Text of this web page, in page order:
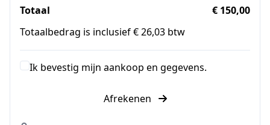
Totaal
€ 150,00
Totaalbedrag is inclusief € 26,03 btw
Ik bevestig mijn aankoop en gegevens.
Afrekenen